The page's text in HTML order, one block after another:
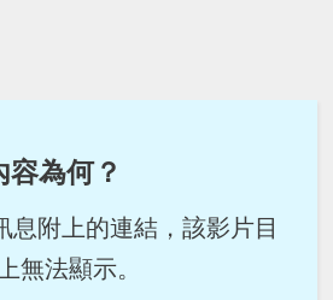
為何？
息附上的連結，該影片目
無法顯示。